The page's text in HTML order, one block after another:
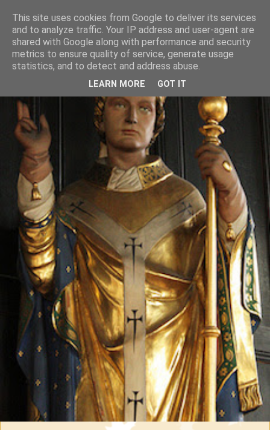
This site uses cookies from Google to deliver its services
and to analyze traffic. Your IP address and user-agent are
shared with Google along with performance and security
metrics to ensure quality of service, generate usage
statistics, and to detect and address abuse.
LEARN MORE GOT IT